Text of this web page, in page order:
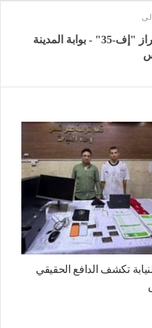
تحطم مقاتلة أميركية من طراز "إف-35" - بوابة المدينة
تكشف الدافع الحقيقي